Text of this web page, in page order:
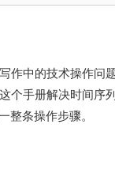
作中的技术操作问题
个手册解决时间序
整条操作步骤。